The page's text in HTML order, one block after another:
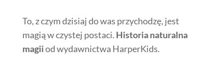
To, z czym dzisiaj do was przychodzę, jest
magią w czystej postaci. Historia naturalna
magiiod wydawnictwa HarperKids.